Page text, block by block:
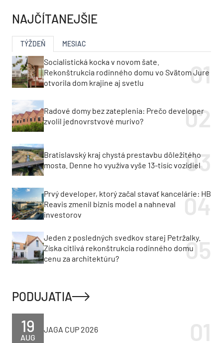
NAJČÍTANEJŠIE
TÝŽDEŇ MESIAC
Socialistická kocka v novom šate.
Rekonštrukcia rodinného domu vo Svätom Jure
otvorila dom krajine aj svetlu
Radové domy bez zateplenia: Prečo developer
zvolil jednovrstvové murivo?
Bratislavský kraj chystá prestavbu dôležitého
mosta. Denne ho využíva vyše 13-tisíc vozidiel
Prvý developer, ktorý začal stavať kancelárie: HB
Reavis zmenil biznis model a nahneval
investorov
Jeden z posledných svedkov starej Petržalky.
Získa citlivá rekonštrukcia rodinného domu
cenu za architektúru?
PODUJATIA
AUG
19 JAGA CUP 2026